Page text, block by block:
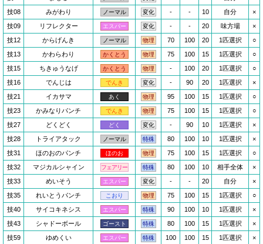
技08
みがわり ノーマル 変化 - - 10 自分
×
技09
リフレクター エスパー 変化 - - 20 味方場
×
技12
からげんき ノーマル 物理 70 100 20 1匹選択
○
技13
かわらわり かくとう 物理 75 100 15 1匹選択
○
技15
ちきゅうなげ かくとう 物理 - 100 20 1匹選択
○
技16
でんじは でんき 変化 - 90 20 1匹選択
×
技21
イカサマ あく 物理 95 100 15 1匹選択
○
技23
かみなりパンチ でんき 物理 75 100 15 1匹選択
○
技27
どくどく どく 変化 - 90 10 1匹選択
×
技28
トライアタック ノーマル 特殊 80 100 10 1匹選択
×
技31
ほのおのパンチ ほのお 物理 75 100 15 1匹選択
○
技32
マジカルシャイン フェアリー 特殊 80 100 10 相手全体
×
技33
めいそう エスパー 変化 - - 20 自分
×
技35
れいとうパンチ こおり 物理 75 100 15 1匹選択
○
技40
サイコキネシス エスパー 特殊 90 100 10 1匹選択
×
技43
シャドーボール ゴースト 特殊 80 100 15 1匹選択
×
技59
ゆめくい エスパー 特殊 100 100 15 1匹選択 ×